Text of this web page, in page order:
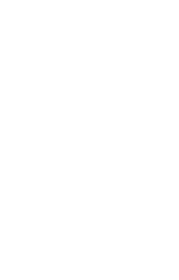
Du får 15 dages
skiinstruktører fra
der kvalificerer dig
Når du tager din
kommer godt igennem
Allerede i starten af
drømmer om at
ønskede job – enten